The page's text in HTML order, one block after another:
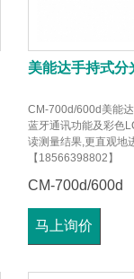
美能达手持式分
CM-700d/600d美能
蓝牙通讯功能及彩色
读测量结果,更直观地
【18566398802】
CM-700d/600d
马上询价